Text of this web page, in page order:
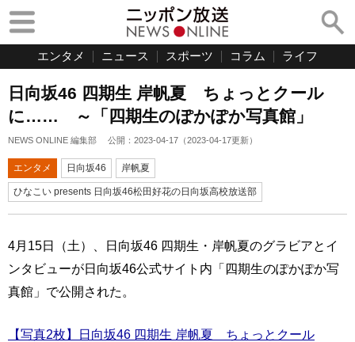
エンタメ ニュース スポーツ コラム ライフ
日向坂46 四期生 岸帆夏 ちょっとクール
に…… ～「四期生のぽかぽか写真館」
NEWS ONLINE 編集部 公開： 2023-04-17 （2023-04-17更新）
エンタメ 日向坂46 岸帆夏
ひなこい presents 日向坂46松田好花の日向坂高校放送部
4月15日（土）、日向坂46 四期生・岸帆夏のグラビアとイ
ンタビューが日向坂46公式サイト内「四期生のぽかぽか写
真館」で公開された。
【写真2枚】日向坂46 四期生 岸帆夏 ちょっとクール